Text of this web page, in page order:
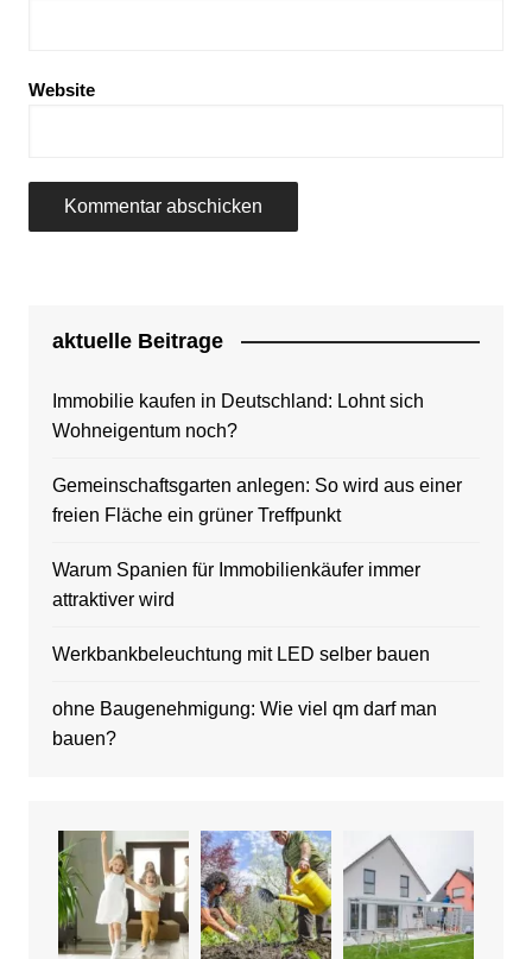
Website
aktuelle Beitrage
Immobilie kaufen in Deutschland: Lohnt sich
Wohneigentum noch?
Gemeinschaftsgarten anlegen: So wird aus einer
freien Fläche ein grüner Treffpunkt
Warum Spanien für Immobilienkäufer immer
attraktiver wird
Werkbankbeleuchtung mit LED selber bauen
ohne Baugenehmigung: Wie viel qm darf man
bauen?